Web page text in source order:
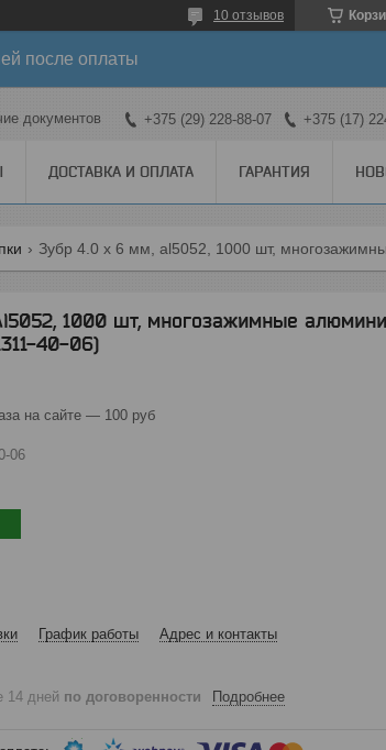
10 отзывов
после оплаты
документов +375 (29) 228-88-07 +375 (17)
ДОСТАВКА И ОПЛАТА ГАРАНТИЯ
1000 шт, многозажимные
40-06)
на сайте — 100 руб
06
График работы Адрес и контакты
14 дней по договоренности Подробнее